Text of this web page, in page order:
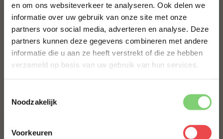
en om ons websiteverkeer te analyseren. Ook delen we
informatie over uw gebruik van onze site met onze
partners voor social media, adverteren en analyse. Deze
partners kunnen deze gegevens combineren met andere
informatie die u aan ze heeft verstrekt of die ze hebben
verzameld op basis van uw gebruik van hun services.
Noodzakelijk
Voorkeuren
HERTENBIEFSTUK
€ 5,-
BIZONBIEFSTUK CANADA
10% korting op je
eerste bestelling*
Schrijf je in voor onze nieuwsbrief en ontvang direct
10% korting op jouw eerste bestelling.
VOORNAAM
ACHTERNAAM